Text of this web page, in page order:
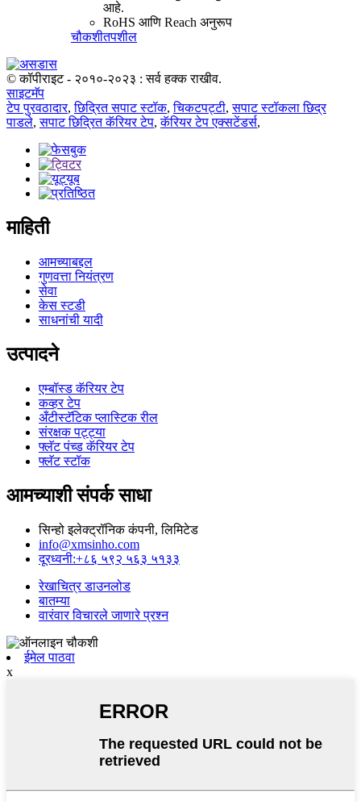
आहे.
RoHS आणि Reach अनुरूप
चौकशीतपशील
© कॉपीराइट - २०१०-२०२३ : सर्व हक्क राखीव.
साइटमॅप
टेप पुरवठादार,छिद्रित सपाट स्टॉक,चिकटपट्टी,सपाट स्टॉकला छिद्र
पाडले,सपाट छिद्रित कॅरियर टेप,कॅरियर टेप एक्सटेंडर्स,
माहिती
आमच्याबद्दल
गुणवत्ता नियंत्रण
सेवा
केस स्टडी
साधनांची यादी
उत्पादने
एम्बॉस्ड कॅरियर टेप
कव्हर टेप
अँटीस्टॅटिक प्लास्टिक रील
संरक्षक पट्ट्या
फ्लॅट पंच्ड कॅरियर टेप
फ्लॅट स्टॉक
आमच्याशी संपर्क साधा
सिन्हो इलेक्ट्रॉनिक कंपनी, लिमिटेड
info@xmsinho.com
दूरध्वनी:+८६ ५९२ ५६३ ५१३३
रेखाचित्र डाउनलोड
बातम्या
वारंवार विचारले जाणारे प्रश्न
ईमेल पाठवा
x